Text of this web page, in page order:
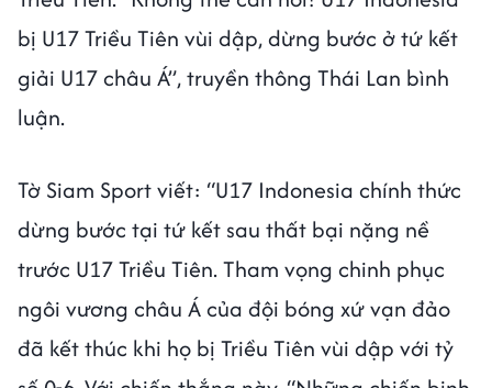
bị U17 Triều Tiên vùi dập, dừng bước ở tứ kết
giải U17 châu Á”, truyền thông Thái Lan bình
luận.
Tờ Siam Sport viết: “U17 Indonesia chính thức
dừng bước tại tứ kết sau thất bại nặng nề
trước U17 Triều Tiên. Tham vọng chinh phục
ngôi vương châu Á của đội bóng xứ vạn đảo
đã kết thúc khi họ bị Triều Tiên vùi dập với tỷ